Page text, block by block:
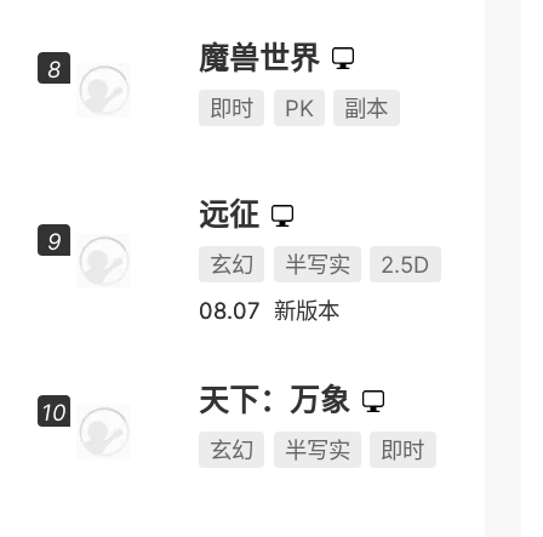
魔兽世界
即时 PK 副本
远征
玄幻 半写实
2.5D
08.07 新版本
天下：万象
玄幻 半写实 即时